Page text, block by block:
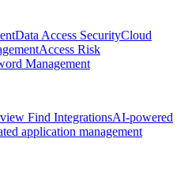
Data Access SecurityCloud
Access Risk
Management
Find IntegrationsAI-powered
application management